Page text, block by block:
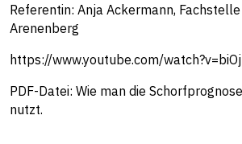
Referentin: Anja Ackermann,
Arenenberg
https://www.youtube.com/
PDF-Datei: Wie man die
nutzt.